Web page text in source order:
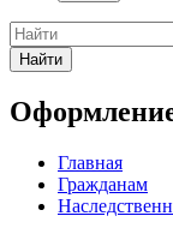
Найти
Главная
Гражданам